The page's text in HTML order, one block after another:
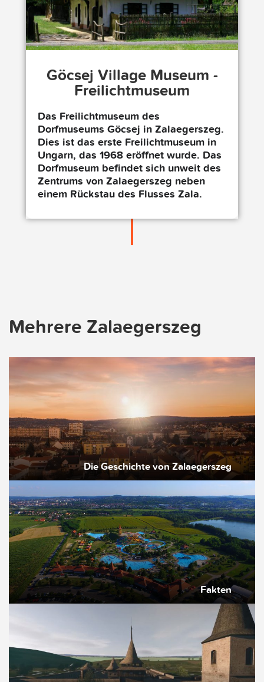
Göcsej Village Museum -
Freilichtmuseum
Das Freilichtmuseum des
Dorfmuseums Göcsej in Zalaegerszeg.
Dies ist das erste Freilichtmuseum in
Ungarn, das 1968 eröffnet wurde. Das
Dorfmuseum befindet sich unweit des
Zentrums von Zalaegerszeg neben
einem Rückstau des Flusses Zala.
Mehrere Zalaegerszeg
Die Geschichte von Zalaegerszeg
Fakten